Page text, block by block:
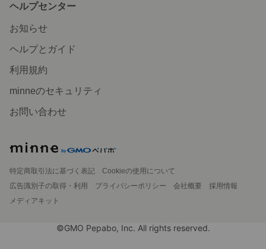
ヘルプセンター
お知らせ
ヘルプとガイド
利用規約
minneのセキュリティ
お問い合わせ
特定商取引法に基づく表記
Cookieの使用について
広告識別子の取得・利用
プライバシーポリシー 会社概要
採用情報
メディアキット
©GMO Pepabo, Inc. All rights reserved.